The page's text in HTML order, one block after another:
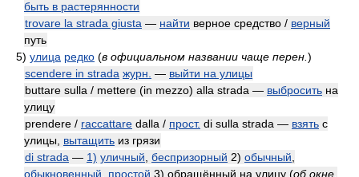
быть в растерянности
trovare la strada giusta — найти верное средство / верный
путь
5) улица редко (в официальном названии чаще перен. )
scendere in strada журн. — выйти на улицы
buttare sulla / mettere (in mezzo) alla strada — выбросить на
улицу
prendere / raccattare dalla / прост. di sulla strada — взять с
улицы, вытащить из грязи
di strada — 1) уличный беспризорный 2) обычный
обыкновенный
простой 3) обращённый на улицу (об окне,